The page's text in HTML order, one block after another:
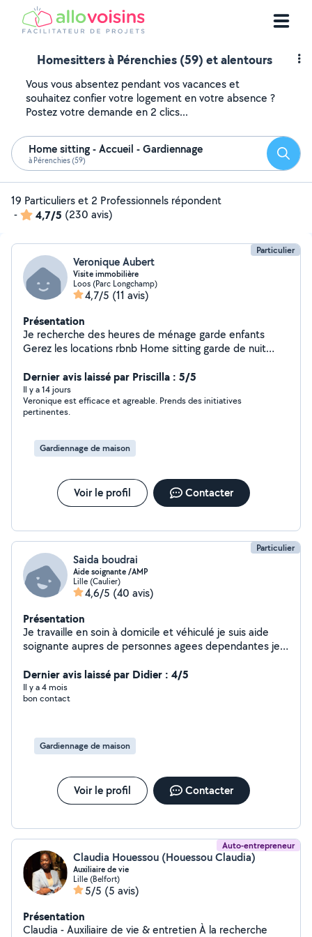
Homesitters à Pérenchies (59) et alentours
Vous vous absentez pendant vos vacances et
souhaitez confier votre logement en votre absence ?
Postez votre demande en 2 clics...
Home sitting - Accueil - Gardiennage
à Pérenchies (59)
19 Particuliers et 2 Professionnels répondent
-
4,7/5 (230 avis)
Particulier
Veronique Aubert
Visite immobilière
Loos (Parc Longchamp)
4,7/5 (11 avis)
Présentation
Je recherche des heures de ménage garde enfants
Gerez les locations rbnb Home sitting garde de nuit
Étudie toutes propositions Je suis ponctuelle soignée je
reste à votre disposition je suis ponctuelle soignée je
vous propose mes services Je prend les payement
cesus
Dernier avis laissé par Priscilla : 5/5
Il y a 14 jours
Veronique est efficace et agreable. Prends des initiatives
pertinentes.
Gardiennage de maison
Voir le profil Contacter
Particulier
Saida boudrai
Aide soignante /AMP
Lille (Caulier)
4,6/5 (40 avis)
Présentation
Je travaille en soin à domicile et véhiculé je suis aide
soignante aupres de personnes agees dependantes je
et serviable et minutieuse et je suis disponible pour du
ménage du repassage j'adore repasser et faire du
rangement je suis véhiculé
Dernier avis laissé par Didier : 4/5
Il y a 4 mois
bon contact
Gardiennage de maison
Voir le profil Contacter
Auto-entrepreneur
Claudia Houessou (Houessou Claudia)
Auxiliaire de vie
Lille (Belfort)
5/5 (5 avis)
Présentation
Claudia - Auxiliaire de vie & entretien À la recherche